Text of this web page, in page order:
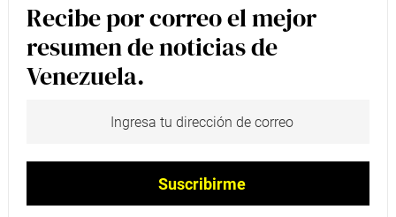
Recibe por correo el mejor
resumen de noticias de
Venezuela.